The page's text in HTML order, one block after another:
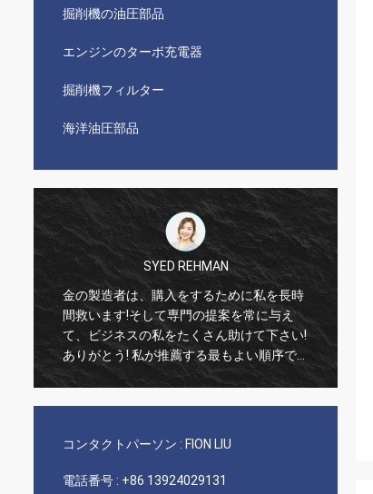
掘削機の油圧部品
エンジンのターボ充電器
掘削機フィルター
海洋油圧部品
SYED REHMAN
金の製造者は、購入をするために私を長時
間救います!そして専門の提案を常に与え
て、ビジネスの私をたくさん助けて下さい!
ありがとう! 私が推薦する最もよい順序で
すべて、良質の商品、速い船積みおよび非
接触します
コンタクトパーソン : FION LIU
電話番号 : +86 13924029131